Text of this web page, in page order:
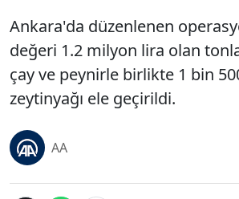
Ankara'da düzenlenen
değeri 1.2 milyon lira olan
çay ve peynirle birlikte 1 bin
zeytinyağı ele geçirildi.
AA